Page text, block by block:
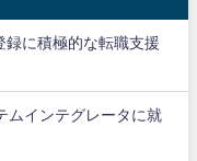
録に積極的な転職支援
ムインテグレータに就